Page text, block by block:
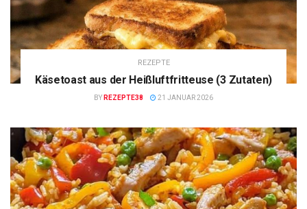
REZEPTE
Käsetoast aus der Heißluftfritteuse (3 Zutaten)
BY REZEPTE38 21 JANUAR 2026